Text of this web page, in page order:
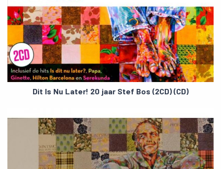
Dit Is Nu Later! 20 jaar Stef Bos (2CD) (CD)